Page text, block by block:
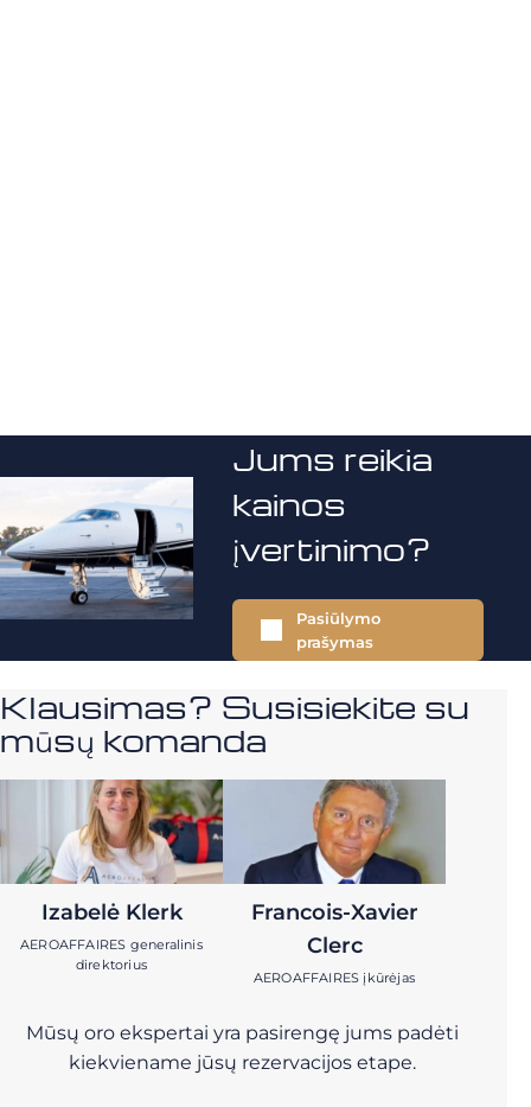
Jums reikia
kainos
įvertinimo?
Pasiūlymo
prašymas
Klausimas? Susisiekite su
mūsų komanda
Izabelė Klerk
AEROAFFAIRES generalinis
direktorius
Francois-Xavier
Clerc
AEROAFFAIRES įkūrėjas
Mūsų oro ekspertai yra pasirengę jums padėti
kiekviename jūsų rezervacijos etape.